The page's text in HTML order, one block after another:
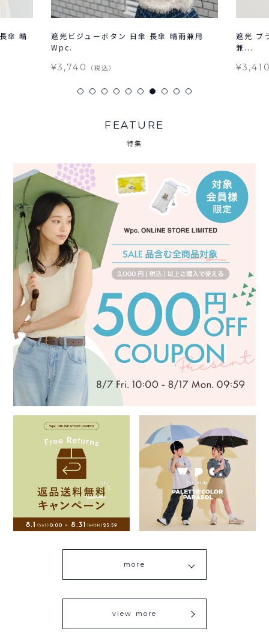
傘 晴
遮光ビジューボタン 日傘 長傘 晴雨兼用
Wpc.
¥3,740 （税込）
遮光 ブ
兼...
FEATURE
特集
more
view more